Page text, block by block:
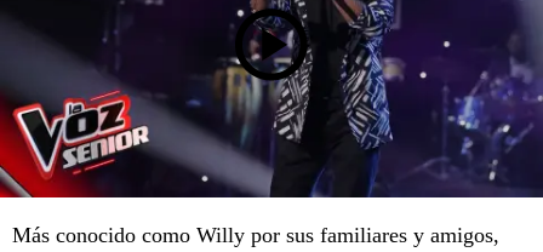
Más conocido como Willy por sus familiares y amigos,